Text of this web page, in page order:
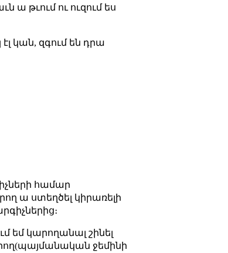
ա թւում ու ուզում ես
կան, զգում են դրա
համար
ա ստեղծել կիրառելի
եմ կարողանալ շինել
ջեմինի